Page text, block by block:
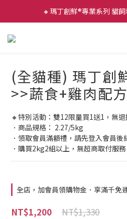
🔸瑪丁創鮮®專業系列 貓
(全貓種) 瑪丁創
>>蔬食+雞肉配方
🔸特別活動：雙12限量買1送1，無
．商品規格： 2.27/5kg
．領取會員滿額禮，請先登入會員後
．購買2kg2組以上，無超商取付服務
全店，加會員領購物金．享滿千免
NT$1,330
NT$1,200